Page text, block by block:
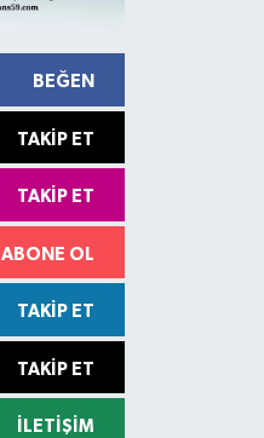
BEĞEN
TAKIP ET
TAKIP ET
ABONE OL
TAKIP ET
TAKIP ET
İLETIŞIM